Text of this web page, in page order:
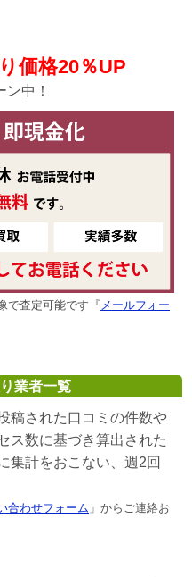
価格20％UP
ン中！
で査定可能です『 メールフォー
業者一覧
稿された口コミの件数や
ス数に基づき算出された
集計をおこない、週2回
合わせフォーム 」からご連絡お